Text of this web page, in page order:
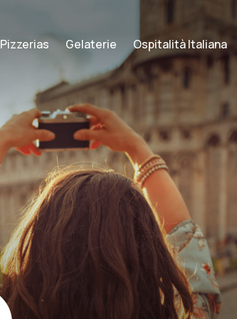
Pizzerias Gelaterie Ospitalità Italiana